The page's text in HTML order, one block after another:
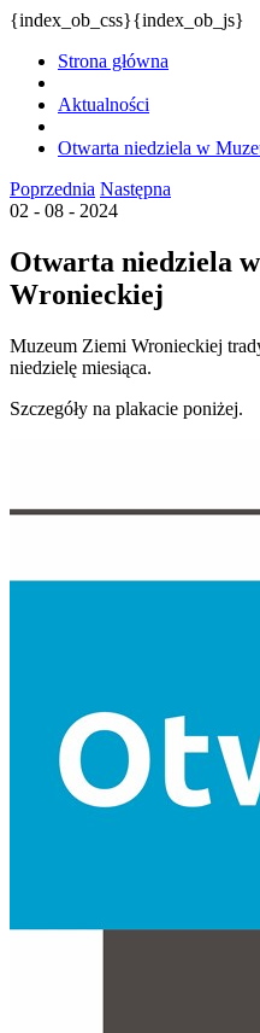
{index_ob_css}{index_ob_js}
Strona główna
Aktualności
Otwarta niedziela w
Poprzednia Następna
02 - 08 - 2024
Otwarta niedziela
Wronieckiej
Muzeum Ziemi Wronieckiej
niedzielę miesiąca.
Szczegóły na plakacie poniżej.